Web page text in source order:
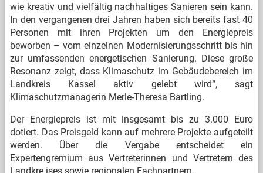
wie kreativ und vielfältig nachhaltiges Sanieren sein kann.
In den vergangenen drei Jahren haben sich bereits fast 40
Personen mit ihren Projekten um den Energiepreis
beworben – vom einzelnen Modernisierungsschritt bis hin
zur umfassenden energetischen Sanierung. Diese große
Resonanz zeigt, dass Klimaschutz im Gebäudebereich im
Landkreis Kassel aktiv gelebt wird“, sagt
Klimaschutzmanagerin Merle-Theresa Bartling.
Der Energiepreis ist mit insgesamt bis zu 3.000 Euro
dotiert. Das Preisgeld kann auf mehrere Projekte aufgeteilt
werden. Über die Vergabe entscheidet ein
Expertengremium aus Vertreterinnen und Vertretern des